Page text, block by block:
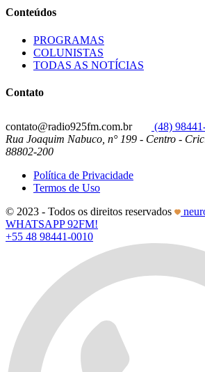
Conteúdos
PROGRAMAS
COLUNISTAS
TODAS AS NOTÍCIAS
Contato
contato@radio925fm.com.br
(48)
Rua Joaquim Nabuco, n° 199 - Centro -
88802-200
Política de Privacidade
Termos de Uso
© 2023 - Todos os direitos reservados
WHATSAPP 92FM!
+55 48 98441-0010